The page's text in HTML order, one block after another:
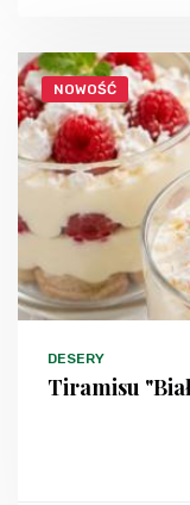
NOWOŚĆ
DESERY
Tiramisu